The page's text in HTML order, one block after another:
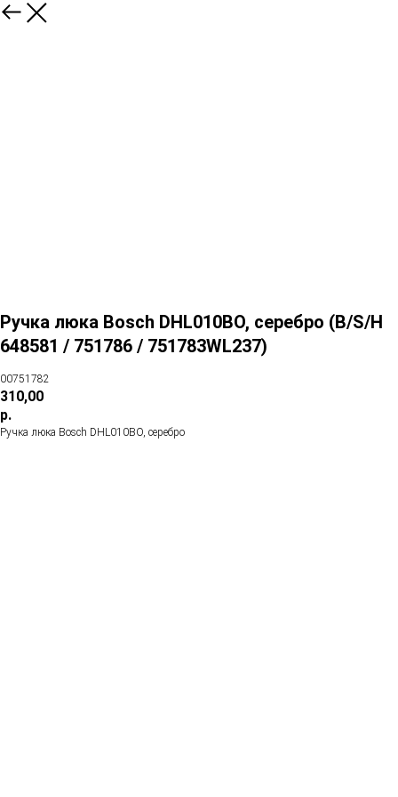
Ручка люка Bosch DHL010BO, cеребро (B/S/H
648581 / 751786 / 751783WL237)
00751782
310,00
р.
Ручка люка Bosch DHL010BO, cеребро